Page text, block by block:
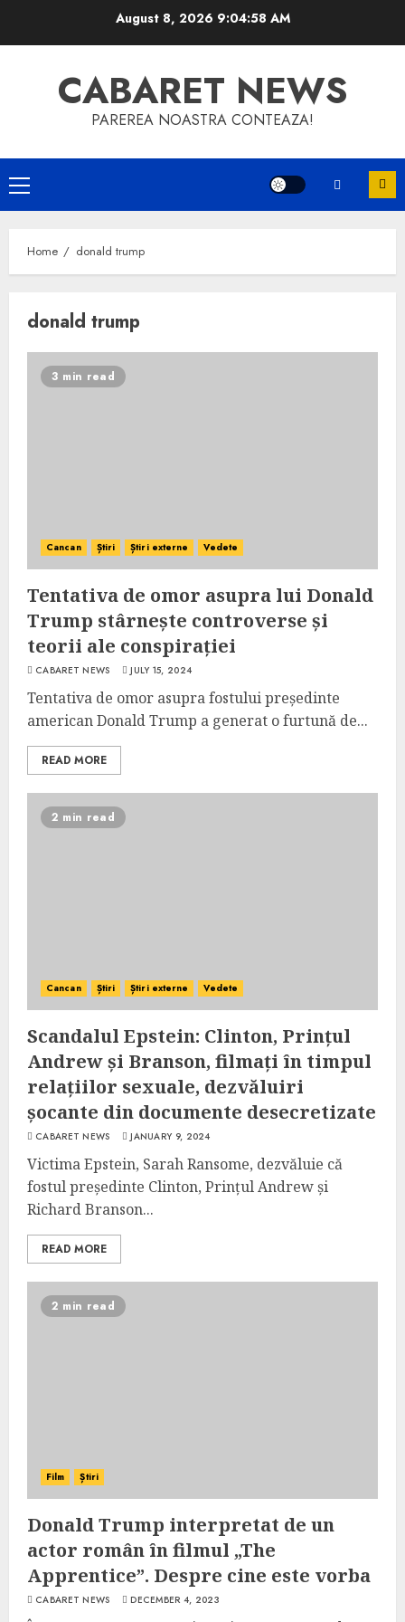
August 8, 2026 9:04:58 AM
CABARET NEWS
PAREREA NOASTRA CONTEAZA!
Primary
Menu
Home donald trump
donald trump
3 min read
Cancan Știri Știri externe Vedete
Tentativa de omor asupra lui Donald
Trump stârnește controverse și
teorii ale conspirației
CABARET NEWS JULY 15, 2024
Tentativa de omor asupra fostului președinte
american Donald Trump a generat o furtună de...
READ MORE
2 min read
Cancan Știri Știri externe Vedete
Scandalul Epstein: Clinton, Prințul
Andrew și Branson, filmați în timpul
relațiilor sexuale, dezvăluiri
șocante din documente desecretizate
CABARET NEWS JANUARY 9, 2024
Victima Epstein, Sarah Ransome, dezvăluie că
fostul președinte Clinton, Prințul Andrew și
Richard Branson...
READ MORE
2 min read
Film Știri
Donald Trump interpretat de un
actor român în filmul „The
Apprentice”. Despre cine este vorba
CABARET NEWS DECEMBER 4, 2023